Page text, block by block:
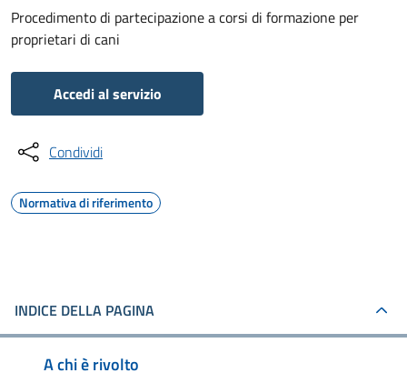
Procedimento di partecipazione a corsi di formazione per
proprietari di cani
Accedi al servizio
Condividi
Normativa di riferimento
INDICE DELLA PAGINA
A chi è rivolto